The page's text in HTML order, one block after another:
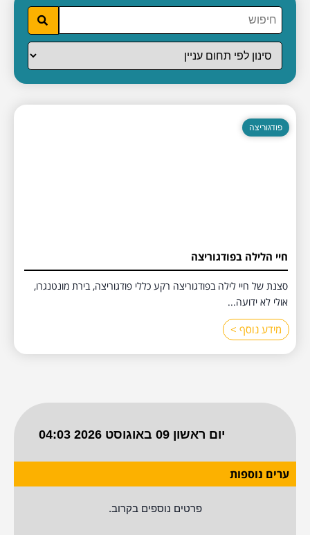
פודגוריצה
חיי הלילה בפודגוריצה
סצנת של חיי לילה בפודגוריצה רקע כללי פודגוריצה, בירת מונטנגרו,
אולי לא ידועה...
מידע נוסף >
ערים נוספות
פרטים נוספים בקרוב.